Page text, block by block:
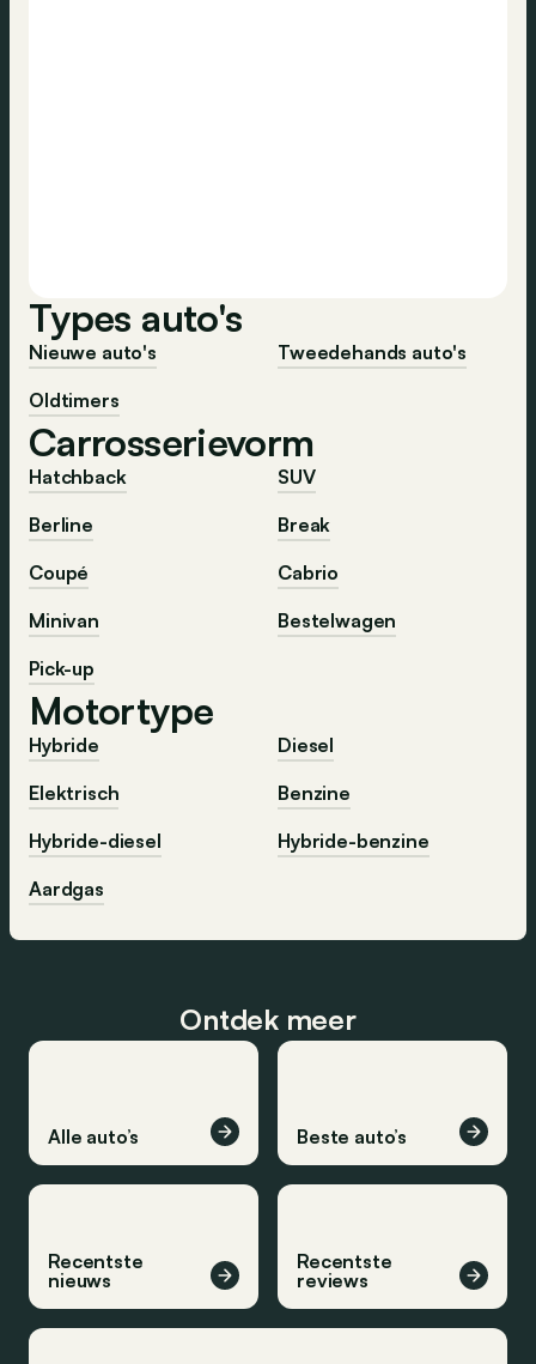
Types auto's
Nieuwe auto's
Tweedehands auto's
Oldtimers
Carrosserievorm
Hatchback
SUV
Berline
Break
Coupé
Cabrio
Minivan
Bestelwagen
Pick-up
Motortype
Hybride
Diesel
Elektrisch
Benzine
Hybride-diesel
Hybride-benzine
Aardgas
Ontdek meer
Alle auto’s Beste auto’s
Recentste
nieuws
Recentste
reviews